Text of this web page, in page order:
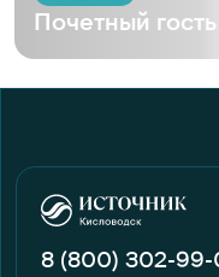
Почетный гость
8 (800) 302-